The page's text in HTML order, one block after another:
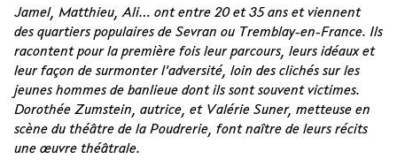
Jamel, Matthieu, Ali… ont entre 20 et 35 ans et viennent
des quartiers populaires de Sevran ou Tremblay-en-France. Ils
racontent pour la première fois leur parcours, leurs idéaux et
leur façon de surmonter l’adversité, loin des clichés sur les
jeunes hommes de banlieue dont ils sont souvent victimes.
Dorothée Zumstein, autrice, et Valérie Suner, metteuse en
scène du théâtre de la Poudrerie, font naître de leurs récits
une œuvre théâtrale.